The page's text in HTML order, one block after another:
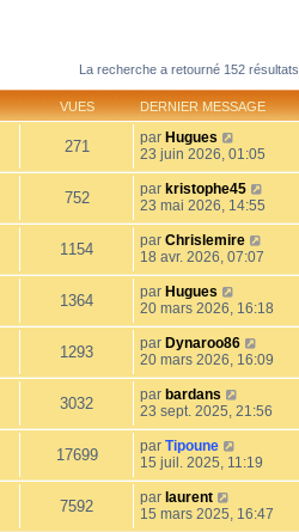
La recherche a retourné 152 résultats
VUES DERNIER MESSAGE
271 par Hugues
23 juin 2026, 01:05
752 par kristophe45
23 mai 2026, 14:55
1154 par Chrislemire
18 avr. 2026, 07:07
1364 par Hugues
20 mars 2026, 16:18
1293 par Dynaroo86
20 mars 2026, 16:09
3032 par bardans
23 sept. 2025, 21:56
17699 par Tipoune
15 juil. 2025, 11:19
7592 par laurent
15 mars 2025, 16:47